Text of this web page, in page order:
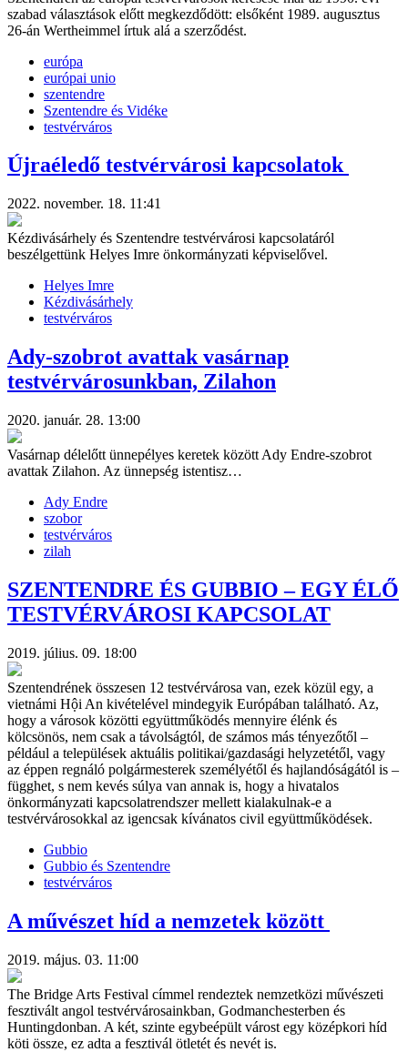
szabad választások előtt megkezdődött: elsőként 1989. augusztus
26-án Wertheimmel írtuk alá a szerződést.
európa
európai unio
szentendre
Szentendre és Vidéke
testvérváros
Újraéledő testvérvárosi kapcsolatok
2022. november. 18. 11:41
Kézdivásárhely és Szentendre testvérvárosi kapcsolatáról
beszélgettünk Helyes Imre önkormányzati képviselővel.
Helyes Imre
Kézdivásárhely
testvérváros
Ady-szobrot avattak vasárnap
testvérvárosunkban, Zilahon
2020. január. 28. 13:00
Vasárnap délelőtt ünnepélyes keretek között Ady Endre-szobrot
avattak Zilahon. Az ünnepség istentisz…
Ady Endre
szobor
testvérváros
zilah
SZENTENDRE ÉS GUBBIO – EGY ÉLŐ
TESTVÉRVÁROSI KAPCSOLAT
2019. július. 09. 18:00
Szentendrének összesen 12 testvérvárosa van, ezek közül egy, a
vietnámi Hội An kivételével mindegyik Európában található. Az,
hogy a városok közötti együttműködés mennyire élénk és
kölcsönös, nem csak a távolságtól, de számos más tényezőtől –
például a települések aktuális politikai/gazdasági helyzetétől, vagy
az éppen regnáló polgármesterek személyétől és hajlandóságától is –
függhet, s nem kevés súlya van annak is, hogy a hivatalos
önkormányzati kapcsolatrendszer mellett kialakulnak-e a
testvérvárosokkal az igencsak kívánatos civil együttműködések.
Gubbio
Gubbio és Szentendre
testvérváros
A művészet híd a nemzetek között
2019. május. 03. 11:00
The Bridge Arts Festival címmel rendeztek nemzetközi művészeti
fesztivált angol testvérvárosainkban, Godmanchesterben és
Huntingdonban. A két, szinte egybeépült várost egy középkori híd
köti össze, ez adta a fesztivál ötletét és nevét is.